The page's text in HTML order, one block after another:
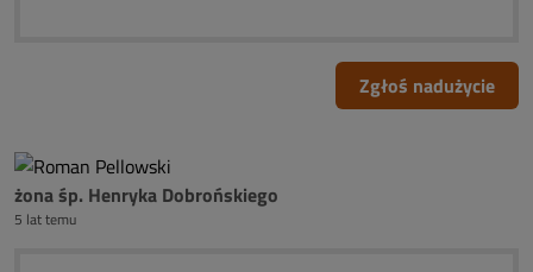
Zgłoś nadużycie
żona śp. Henryka Dobrońskiego
5 lat temu